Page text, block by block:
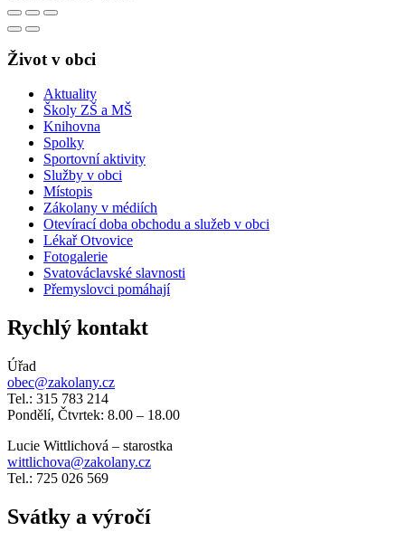
Život v obci
Aktuality
Školy ZŠ a MŠ
Knihovna
Spolky
Sportovní aktivity
Služby v obci
Místopis
Zákolany v médiích
Otevírací doba obchodu a služeb v obci
Lékař Otvovice
Fotogalerie
Svatováclavské slavnosti
Přemyslovci pomáhají
Rychlý kontakt
Úřad
obec@zakolany.cz
Tel.: 315 783 214
Pondělí, Čtvrtek: 8.00 – 18.00
Lucie Wittlichová – starostka
wittlichova@zakolany.cz
Tel.: 725 026 569
Svátky a výročí